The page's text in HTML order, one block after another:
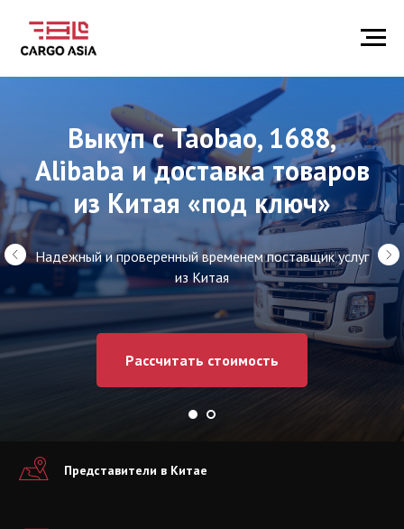
Выкуп с Taobao, 1688,
Alibaba и доставка товаров
из Китая «под ключ»
Надежный и проверенный временем поставщик услуг
из Китая
Рассчитать стоимость
Представители в Китае